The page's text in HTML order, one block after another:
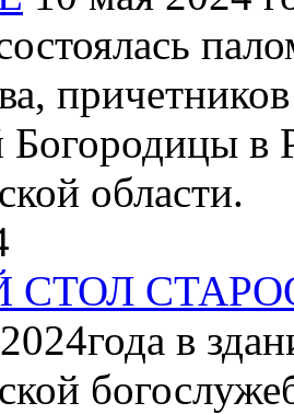
Богородицы в
области.
СТОЛ
в